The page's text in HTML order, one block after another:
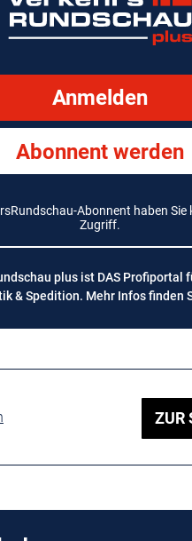
Anmelden
Abonnent werden
Abonnent haben Sie
Zugriff.
plus ist DAS Profiportal
& Spedition. Mehr Infos finden
ZUR